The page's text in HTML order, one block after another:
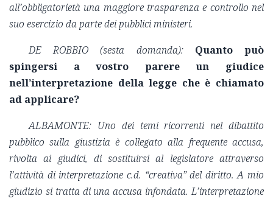
all’obbligatorietà una maggiore trasparenza e controllo nel
suo esercizio da parte dei pubblici ministeri.
DE ROBBIO (sesta domanda):
Quanto può
spingersi a vostro parere un giudice
nell’interpretazione della legge che è chiamato
ad applicare?
ALBAMONTE: Uno dei temi ricorrenti nel dibattito
pubblico sulla giustizia è collegato alla frequente accusa,
rivolta ai giudici, di sostituirsi al legislatore attraverso
l’attività di interpretazione c.d. “creativa” del diritto. A mio
giudizio si tratta di una accusa infondata. L’interpretazione